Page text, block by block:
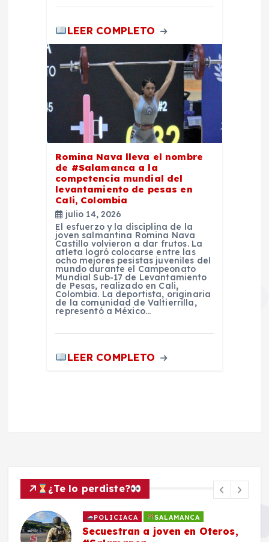
LEER COMPLETO
Romina Nava lleva el nombre
de #Salamanca a la
competencia mundial del
levantamiento de pesas en
Cali, Colombia
julio 14, 2026
El esfuerzo y la disciplina de la
joven salmantina Romina Nava
Castillo volvieron a dar frutos. La
atleta logró colocarse entre las
ocho mejores pesistas juveniles del
mundo durante el Campeonato
Mundial Sub-17 de Levantamiento
de Pesas, realizado en Cali,
Colombia. La deportista, originaria
de la comunidad de Valtierrilla,
representó a México…
LEER COMPLETO
¿Te lo perdiste?
POLICIACA SALAMANCA
Secuestran a joven en Oteros,